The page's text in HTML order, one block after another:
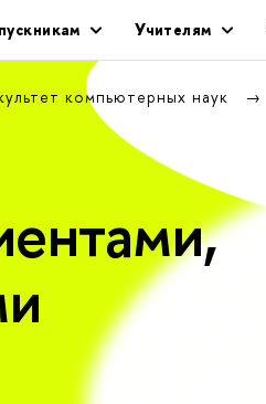
Учителям
компьютерных наук